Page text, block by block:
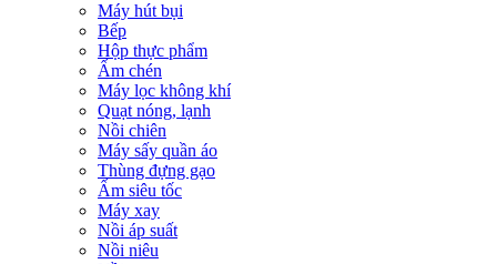
Máy hút bụi
Bếp
Hộp thực phẩm
Ấm chén
Máy lọc không khí
Quạt nóng, lạnh
Nồi chiên
Máy sấy quần áo
Thùng đựng gạo
Ấm siêu tốc
Máy xay
Nồi áp suất
Nồi niêu